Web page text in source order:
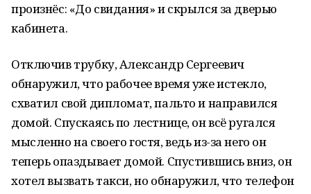
произнёс: «До свидания» и скрылся за дверью
кабинета.
Отключив трубку, Александр Сергеевич
обнаружил, что рабочее время уже истекло,
схватил свой дипломат, пальто и направился
домой. Спускаясь по лестнице, он всё ругался
мысленно на своего гостя, ведь из-за него он
теперь опаздывает домой. Спустившись вниз, он
хотел вызвать такси, но обнаружил, что телефон